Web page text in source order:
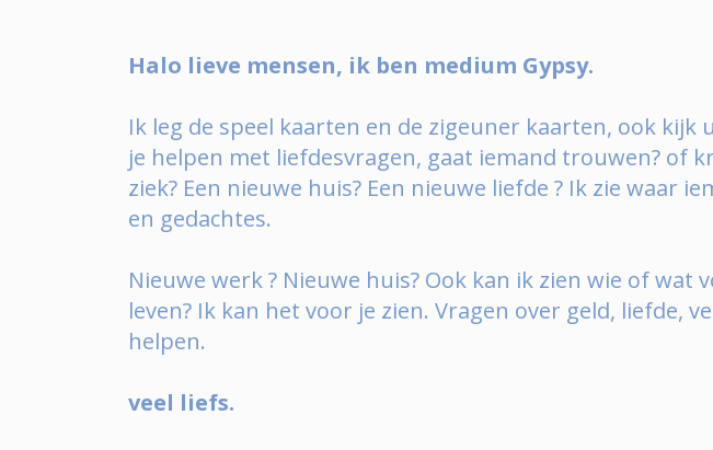
Halo lieve mensen, ik ben medium Gypsy.
Ik leg de speel kaarten en de zigeuner kaarten, ook
je helpen met liefdesvragen, gaat iemand trouwen? of
ziek? Een nieuwe huis? Een nieuwe liefde ? Ik zie waar
en gedachtes.
Nieuwe werk ? Nieuwe huis? Ook kan ik zien wie of
leven? Ik kan het voor je zien. Vragen over geld, liefde,
helpen.
veel liefs.